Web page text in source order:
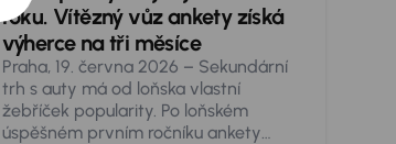
roku. Vítězný vůz ankety získá
výherce na tři měsíce
Praha, 19. června 2026 – Sekundární
trh s auty má od loňska vlastní
žebříček popularity. Po loňském
úspěšném prvním ročníku ankety